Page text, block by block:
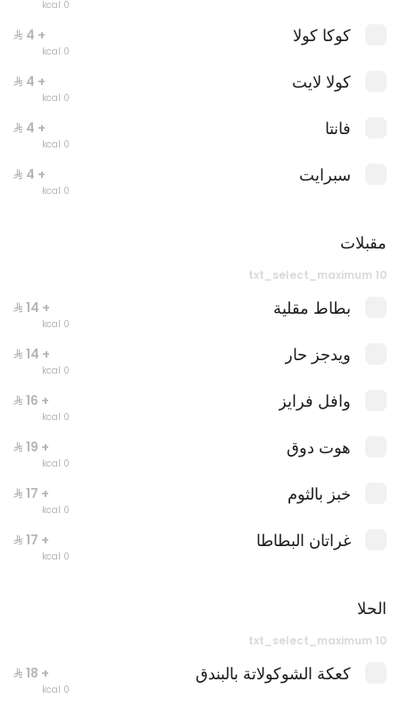
وجبة ليتس
بيتزا الأجبان ( ساي تشيز)
0 kcal
كوكا كولا + ⁨⁦‪‬ 4⁩
0 kcal
كولا لايت + ⁨⁦‪‬ 4⁩
0 kcal
فانتا + ⁨⁦‪‬ 4⁩
0 kcal
سبرايت + ⁨⁦‪‬ 4⁩
0 kcal
مقبلات
txt_select_maximum 10
بطاط مقلية + ⁨⁦‪‬ 14⁩
0 kcal
ويدجز حار + ⁨⁦‪‬ 14⁩
0 kcal
وافل فرايز + ⁨⁦‪‬ 16⁩
0 kcal
هوت دوق + ⁨⁦‪‬ 19⁩
0 kcal
خبز بالثوم + ⁨⁦‪‬ 17⁩
0 kcal
غراتان البطاطا + ⁨⁦‪‬ 17⁩
0 kcal
الحلا
txt_select_maximum 10
كعكة الشوكولاتة بالبندق + ⁨⁦‪‬ 18⁩
0 kcal